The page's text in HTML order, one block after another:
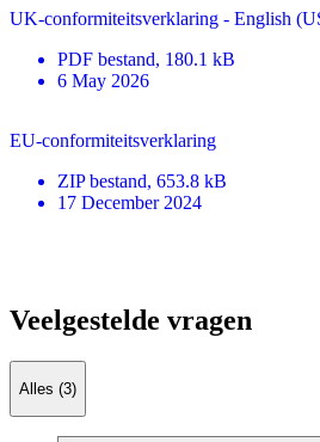
UK-conformiteitsverklaring - English
PDF bestand, 180.1 kB
6 May 2026
EU-conformiteitsverklaring
ZIP bestand, 653.8 kB
17 December 2024
Veelgestelde vragen
Alles (3)